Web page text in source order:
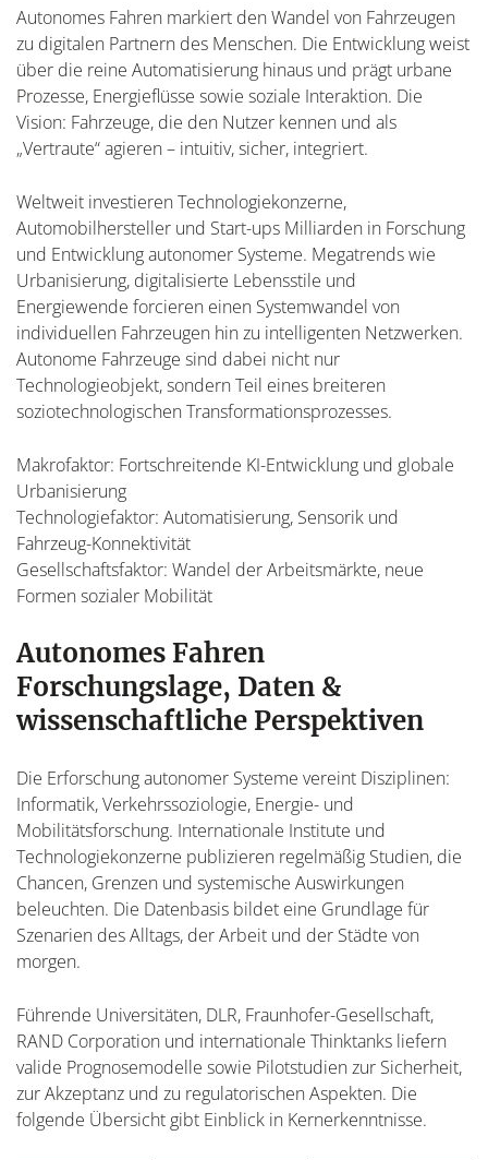
Autonomes Fahren markiert den Wandel von Fahrzeugen
zu digitalen Partnern des Menschen. Die Entwicklung weist
über die reine Automatisierung hinaus und prägt urbane
Prozesse, Energieflüsse sowie soziale Interaktion. Die
Vision: Fahrzeuge, die den Nutzer kennen und als
„Vertraute“ agieren – intuitiv, sicher, integriert.
Weltweit investieren Technologiekonzerne,
Automobilhersteller und Start-ups Milliarden in Forschung
und Entwicklung autonomer Systeme. Megatrends wie
Urbanisierung, digitalisierte Lebensstile und
Energiewende forcieren einen Systemwandel von
individuellen Fahrzeugen hin zu intelligenten Netzwerken.
Autonome Fahrzeuge sind dabei nicht nur
Technologieobjekt, sondern Teil eines breiteren
soziotechnologischen Transformationsprozesses.
Makrofaktor: Fortschreitende KI-Entwicklung und globale
Urbanisierung
Technologiefaktor: Automatisierung, Sensorik und
Fahrzeug-Konnektivität
Gesellschaftsfaktor: Wandel der Arbeitsmärkte, neue
Formen sozialer Mobilität
Autonomes Fahren
Forschungslage, Daten &
wissenschaftliche Perspektiven
Die Erforschung autonomer Systeme vereint Disziplinen:
Informatik, Verkehrssoziologie, Energie- und
Mobilitätsforschung. Internationale Institute und
Technologiekonzerne publizieren regelmäßig Studien, die
Chancen, Grenzen und systemische Auswirkungen
beleuchten. Die Datenbasis bildet eine Grundlage für
Szenarien des Alltags, der Arbeit und der Städte von
morgen.
Führende Universitäten, DLR, Fraunhofer-Gesellschaft,
RAND Corporation und internationale Thinktanks liefern
valide Prognosemodelle sowie Pilotstudien zur Sicherheit,
zur Akzeptanz und zu regulatorischen Aspekten. Die
folgende Übersicht gibt Einblick in Kernerkenntnisse.